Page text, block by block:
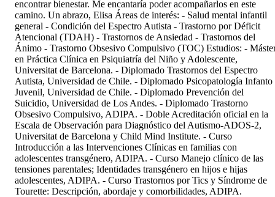
encontrar bienestar. Me encantaría poder acompañarlos en este
camino. Un abrazo, Elisa Áreas de interés: - Salud mental infantil
general - Condición del Espectro Autista - Trastorno por Déficit
Atencional (TDAH) - Trastornos de Ansiedad - Trastornos del
Ánimo - Trastorno Obsesivo Compulsivo (TOC) Estudios: -
en Práctica Clínica en Psiquiatría del Niño y Adolescente,
Universitat de Barcelona. - ⁠Diplomado Trastornos del Espectro
Autista, Universidad de Chile. - ⁠Diplomado Psicopatología Infanto
Juvenil, Universidad de Chile. - ⁠Diplomado Prevención del
Suicidio, Universidad de Los Andes. - ⁠Diplomado Trastorno
Obsesivo Compulsivo, ADIPA. - ⁠Doble Acreditación oficial en la
Escala de Observación para Diagnóstico del Autismo-ADOS-2,
Universitat de Barcelona y Child Mind Institute. - ⁠Curso
Introducción a las Intervenciones Clínicas en familias con
adolescentes transgénero, ADIPA. - ⁠Curso Manejo clínico de las
tensiones parentales; Identidades transgénero en hijos e hijas
adolescentes, ADIPA. - ⁠Curso Trastornos por Tics y Síndrome de
Tourette: Descripción, abordaje y comorbilidades, ADIPA.